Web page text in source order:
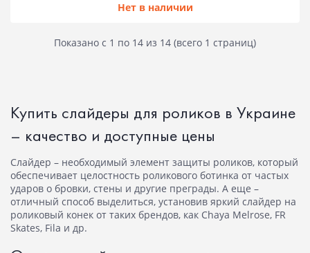
Нет в наличии
Показано с 1 по 14 из 14 (всего 1 страниц)
Купить слайдеры для роликов в Украине
– качество и доступные цены
Слайдер – необходимый элемент защиты роликов, который
обеспечивает целостность роликового ботинка от частых
ударов о бровки, стены и другие преграды. А еще –
отличный способ выделиться, установив яркий слайдер на
роликовый конек от таких брендов, как Chaya Melrose, FR
Skates, Fila и др.